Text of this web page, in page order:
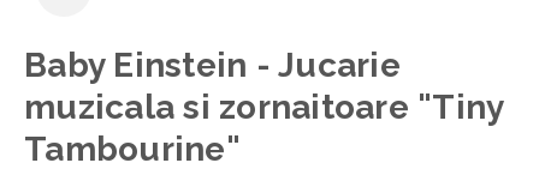
Baby Einstein - Jucarie
muzicala si zornaitoare "Tiny
Tambourine"